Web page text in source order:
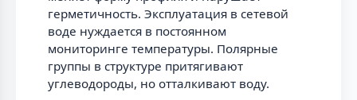
герметичность. Эксплуатация в сетевой
воде нуждается в постоянном
мониторинге температуры. Полярные
группы в структуре притягивают
углеводороды, но отталкивают воду.